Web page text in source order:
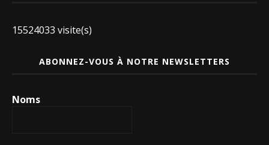
15524033 visite(s)
ABONNEZ-VOUS À NOTRE NEWSLETTERS
Noms